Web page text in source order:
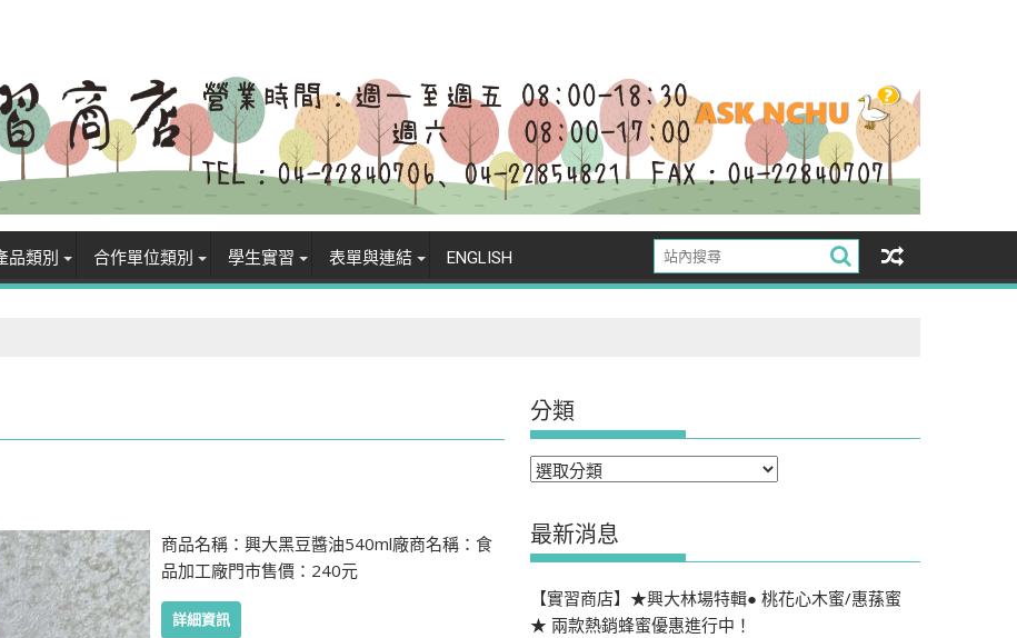
品類別 合作單位類別 學生實習 表單與連結 ENGLISH
商品名稱：興大黑豆醬油540ml廠商名稱：食
品加工廠門市售價：240元
詳細資訊
分類
分
最新消息
【實習商店】★興大林場特輯● 桃花心木蜜/惠蓀蜜
★ 兩款熱銷蜂蜜優惠進行中！